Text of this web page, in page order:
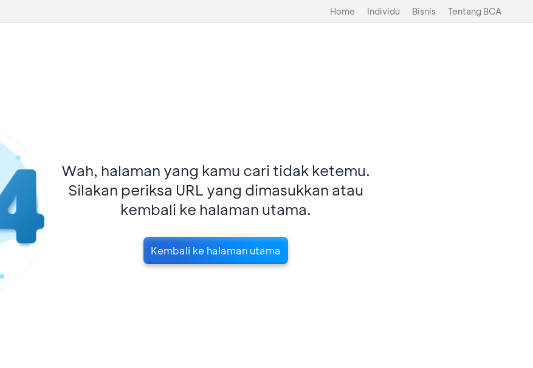
Home Individu Bisnis Tentang BCA
Wah, halaman yang kamu cari tidak ketemu.
Silakan periksa URL yang dimasukkan atau
kembali ke halaman utama.
Kembali ke halaman utama